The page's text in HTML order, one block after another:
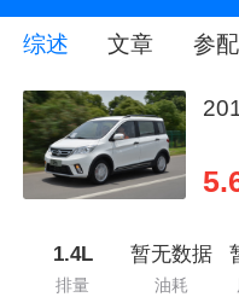
综述 文章 参配
1.4L
排量
暂无数据
油耗